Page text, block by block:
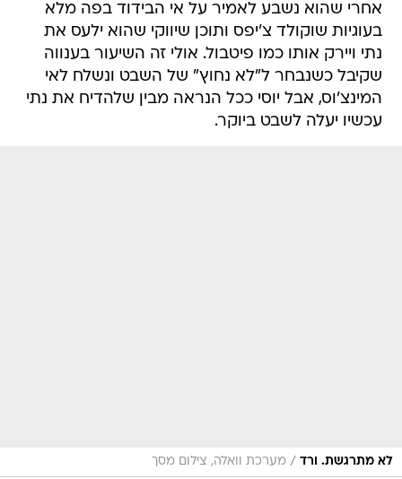
אחרי שהוא נשבע לאמיר על אי הבידוד בפה מלא
בעוגיות שוקולד צ'יפס ותוכן שיווקי שהוא ילעס את
נתי ויירק אותו כמו פיטבול. אולי זה השיעור בענווה
שקיבל כשנבחר ל"לא נחוץ" של השבט ונשלח לאי
המינצ'וס, אבל יוסי ככל הנראה מבין שלהדיח את נתי
עכשיו יעלה לשבט ביוקר.
לא מתרגשת. ורד / מערכת וואלה, צילום מסך